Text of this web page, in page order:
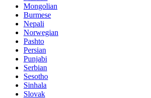
Mongolian
Burmese
Nepali
Norwegian
Pashto
Persian
Punjabi
Serbian
Sesotho
Sinhala
Slovak